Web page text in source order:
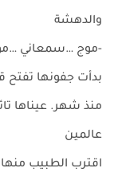
والدهشة
-موج …سمعاني
بدأت جفونها تفتح
منذ شهر. عيناها
عالمين
اقترب الطبيب